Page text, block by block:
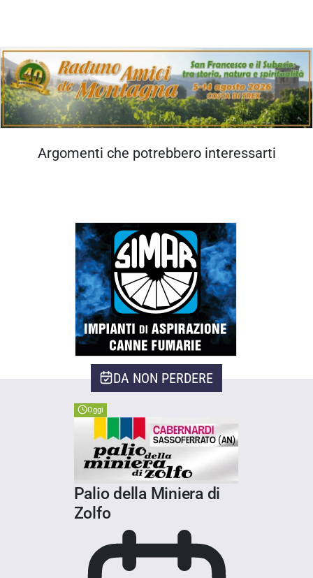
DA NON PERDERE
Oggi
Palio della Miniera di
Zolfo
Argomenti che potrebbero interessarti